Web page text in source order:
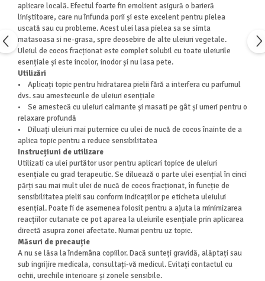
aplicare locală. Efectul foarte fin emolient asigură o barieră
liniștitoare, care nu înfunda porii și este excelent pentru pielea
uscată sau cu probleme. Acest ulei lasa pielea sa se simta
matasoasa si ne-grasa, spre deosebire de alte uleiuri vegetale.
Uleiul de cocos fracționat este complet solubil cu toate uleiurile
esențiale și este incolor, inodor și nu lasa pete.
Utilizări
• Aplicați topic pentru hidratarea pielii fără a interfera cu parfumul
dvs. sau amestecurile de uleiuri esențiale
• Se amestecă cu uleiuri calmante și masati pe gât și umeri pentru o
relaxare profundă
• Diluați uleiuri mai puternice cu ulei de nucă de cocos înainte de a
aplica topic pentru a reduce sensibilitatea
Instrucțiuni de utilizare
Utilizati ca ulei purtător usor pentru aplicari topice de uleiuri
esențiale cu grad terapeutic. Se diluează o parte ulei esențial în cinci
părți sau mai mult ulei de nucă de cocos fracționat, în funcție de
sensibilitatea pielii sau conform indicațiilor pe eticheta uleiului
esențial. Poate fi de asemenea folosit pentru a ajuta la minimizarea
reacțiilor cutanate ce pot aparea la uleiurile esențiale prin aplicarea
directă asupra zonei afectate. Numai pentru uz topic.
Măsuri de precauție
A nu se lăsa la îndemâna copiilor. Dacă sunteți gravidă, alăptați sau
sub ingrijire medicala, consultați-vă medicul. Evitați contactul cu
ochii, urechile interioare și zonele sensibile.